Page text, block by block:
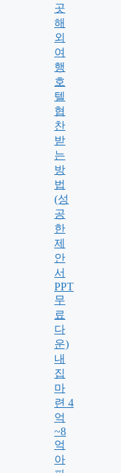
곳
해
외
여
행
호
텔
협
찬
받
는
방
법
(성
공
한
제
안
서
PPT
무
료
다
운)
내
집
마
련 4
억
~8
억
아